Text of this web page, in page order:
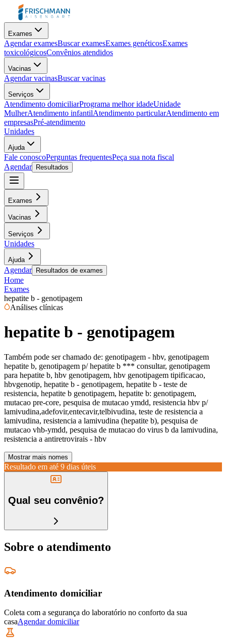
Exames
Agendar examesBuscar examesExames genéticosExames
toxicológicosConvênios atendidos
Vacinas
Agendar vacinasBuscar vacinas
Serviços
Atendimento domiciliarPrograma melhor idadeUnidade
MulherAtendimento infantilAtendimento particularAtendimento em
empresasPré-atendimento
Unidades
Ajuda
Fale conoscoPerguntas frequentesPeça sua nota fiscal
Agendar
Resultados
Exames
Vacinas
Serviços
Unidades
Ajuda
Agendar Resultados de exames
Home
Exames
hepatite b - genotipagem
Análises clínicas
hepatite b - genotipagem
Também pode ser chamado de: genotipagem - hbv, genotipagem
hepatite b, genotipagem p/ hepatite b *** consultar, genotipagem
para hepatite b, hbv genotipagem, hbv genotipagem tipificacao,
hbvgenotip, hepatite b - genotipagem, hepatite b - teste de
resistencia, hepatite b genotipagem, hepatite b: genotipagem,
mutacao pre-core, pesquisa de mutacao ymdd, resistencia hbv p/
lamivudina,adefovir,entecavir,telbivudina, teste de resistencia a
lamivudina, resistencia a lamivudina (hepatite b), pesquisa de
mutacao vhb-ymdd, pesquisa de mutacao do virus b da lamivudina,
resistencia a antiretrovirais - hbv
Mostrar mais nomes
Resultado em até 9 dias úteis
Qual seu convênio?
Sobre o atendimento
Atendimento domiciliar
Coleta com a segurança do laboratório no conforto da sua
casaAgendar domiciliar